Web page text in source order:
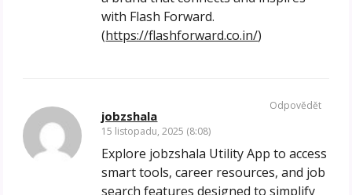
with Flash Forward.
(https://flashforward.co.in/)
jobzshala
15 listopadu, 2025 (8:08)
Explore jobzshala Utility App to access
smart tools, career resources, and job
search features designed to simplify
Odpovědět